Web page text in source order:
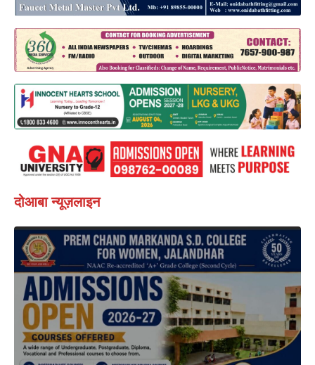
दोआबा न्यूज़लाइन